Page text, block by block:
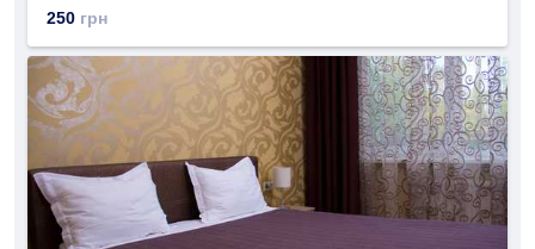
250 грн